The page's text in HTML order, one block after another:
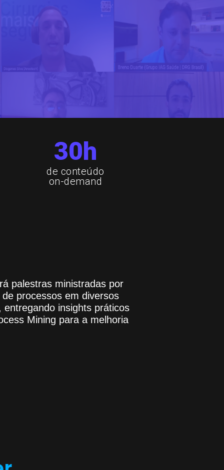
30h
de conteúdo
on-demand
palestras ministradas por
processos em diversos
insights práticos
Mining para a melhoria